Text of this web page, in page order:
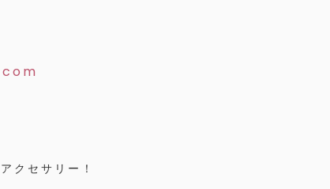
クセサリー！